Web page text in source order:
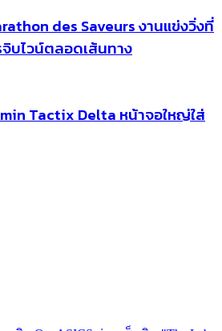
des Saveurs งานแข่งวิ่งที่
บไวน์ตลอดเส้นทาง
Tactix Delta หน้าจอใหญ่ใส่